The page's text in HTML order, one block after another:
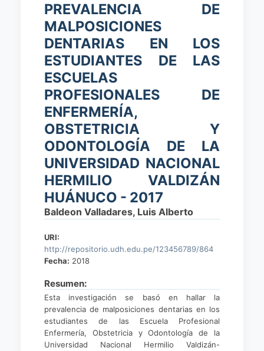
PREVALENCIA DE
MALPOSICIONES
DENTARIAS EN LOS
ESTUDIANTES DE LAS
ESCUELAS
PROFESIONALES DE
ENFERMERÍA,
OBSTETRICIA Y
ODONTOLOGÍA DE LA
UNIVERSIDAD NACIONAL
HERMILIO VALDIZÁN
HUÁNUCO - 2017
Baldeon Valladares, Luis Alberto
URI:
http://repositorio.udh.edu.pe/123456789/864
Fecha: 2018
Resumen:
Esta investigación se basó en hallar la
prevalencia de malposiciones dentarias en los
estudiantes de las Escuela Profesional
Enfermería, Obstetricia y Odontología de la
Universidad Nacional Hermilio Valdizán-